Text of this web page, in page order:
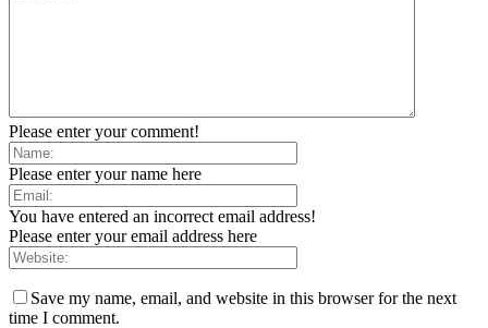
Please enter your comment!
Please enter your name here
You have entered an incorrect email address!
Please enter your email address here
Save my name, email, and website in this browser for the next
time I comment.